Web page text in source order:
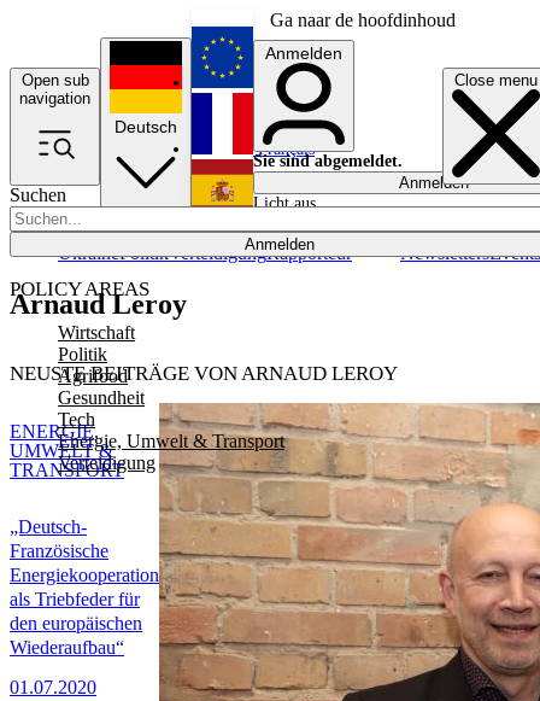
Ga naar de hoofdinhoud
Open sub
navigation
Close menu
Suchen
Anmelden
POLICY AREAS
Wirtschaft
Politik
Agrifood
Gesundheit
Tech
Energie, Umwelt & Transport
Verteidigung
UkrainePolitikVerteidigungRapporteur NewslettersEvents
Deutsch
English
Français
Anmelden
Sie sind abgemeldet.
Anmelden
Licht aus
Arnaud Leroy
NEUSTE BEITRÄGE VON ARNAUD LEROY
„Deutsch-
Französische
Energiekooperation
als Triebfeder für
den europäischen
Wiederaufbau“
01.07.2020
ENERGIE,
UMWELT &
TRANSPORT